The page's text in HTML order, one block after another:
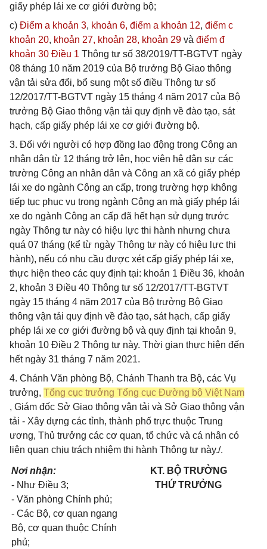
giấy phép lái xe cơ giới đường bộ;
c) Điểm a khoản 3, khoản 6, điểm a khoản 12, điểm c
khoản 20, khoản 27, khoản 28, khoản 29 và điểm đ
khoản 30 Điều 1 Thông tư số 38/2019/TT-BGTVT ngày
08 tháng 10 năm 2019 của Bộ trưởng Bộ Giao thông
vận tải sửa đổi, bổ sung một số điều Thông tư số
12/2017/TT-BGTVT ngày 15 tháng 4 năm 2017 của Bộ
trưởng Bộ Giao thông vận tải quy định về đào tạo, sát
hạch, cấp giấy phép lái xe cơ giới đường bộ.
3. Đối với người có hợp đồng lao động trong Công an
nhân dân từ 12 tháng trở lên, học viên hệ dân sự các
trường Công an nhân dân và Công an xã có giấy phép
lái xe do ngành Công an cấp, trong trường hợp không
tiếp tục phục vụ trong ngành Công an mà giấy phép lái
xe do ngành Công an cấp đã hết hạn sử dụng trước
ngày Thông tư này có hiệu lực thi hành nhưng chưa
quá 07 tháng (kể từ ngày Thông tư này có hiệu lực thi
hành), nếu có nhu cầu được xét cấp giấy phép lái xe,
thực hiện theo các quy định tại: khoản 1 Điều 36, khoản
2, khoản 3 Điều 40 Thông tư số 12/2017/TT-BGTVT
ngày 15 tháng 4 năm 2017 của Bộ trưởng Bộ Giao
thông vận tải quy định về đào tạo, sát hạch, cấp giấy
phép lái xe cơ giới đường bộ và quy định tại khoản 9,
khoản 10 Điều 2 Thông tư này. Thời gian thực hiện đến
hết ngày 31 tháng 7 năm 2021.
4. Chánh Văn phòng Bộ, Chánh Thanh tra Bộ, các Vụ
trưởng, Tổng cục trưởng Tổng cục Đường bộ Việt Nam
, Giám đốc Sở Giao thông vận tải và Sở Giao thông vận
tải - Xây dựng các tỉnh, thành phố trực thuộc Trung
ương, Thủ trưởng các cơ quan, tổ chức và cá nhân có
liên quan chịu trách nhiệm thi hành Thông tư này./.
Nơi nhận:
- Như Điều 3;
- Văn phòng Chính phủ;
- Các Bộ, cơ quan ngang
Bộ, cơ quan thuộc Chính
phủ;
KT. BỘ TRƯỞNG
THỨ TRƯỞNG